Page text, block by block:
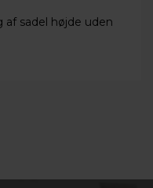
af sadel højde uden